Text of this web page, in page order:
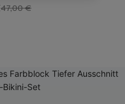
47,00 €